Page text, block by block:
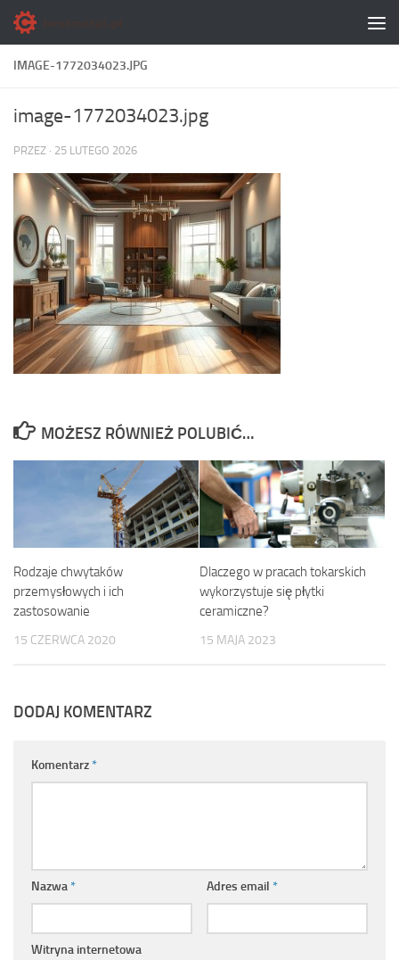
Skip to content
IMAGE-1772034023.JPG
image-1772034023.jpg
PRZEZ · 25 LUTEGO 2026
MOŻESZ RÓWNIEŻ POLUBIĆ…
Rodzaje chwytaków
przemysłowych i ich
zastosowanie
15 CZERWCA 2020
Dlaczego w pracach tokarskich
wykorzystuje się płytki
ceramiczne?
15 MAJA 2023
DODAJ KOMENTARZ
Komentarz*
Nazwa* Adres email *
Witryna internetowa